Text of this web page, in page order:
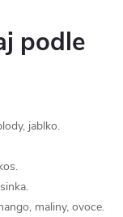
podle
jablko.
maliny, ovoce.